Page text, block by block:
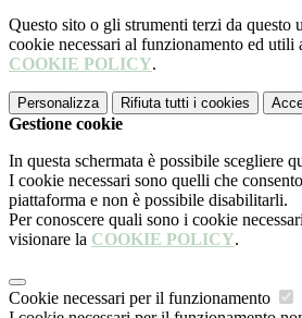
Questo sito o gli strumenti terzi da questo
cookie necessari al funzionamento ed
COOKIE POLICY.
Personalizza Rifiuta tutti i cookies
Gestione cookie
In questa schermata è possibile scegliere
I cookie necessari sono quelli che
piattaforma e non è possibile disabilitarli.
Per conoscere quali sono i cookie
visionare la COOKIE POLICY.
Cookie necessari per il funzionamento